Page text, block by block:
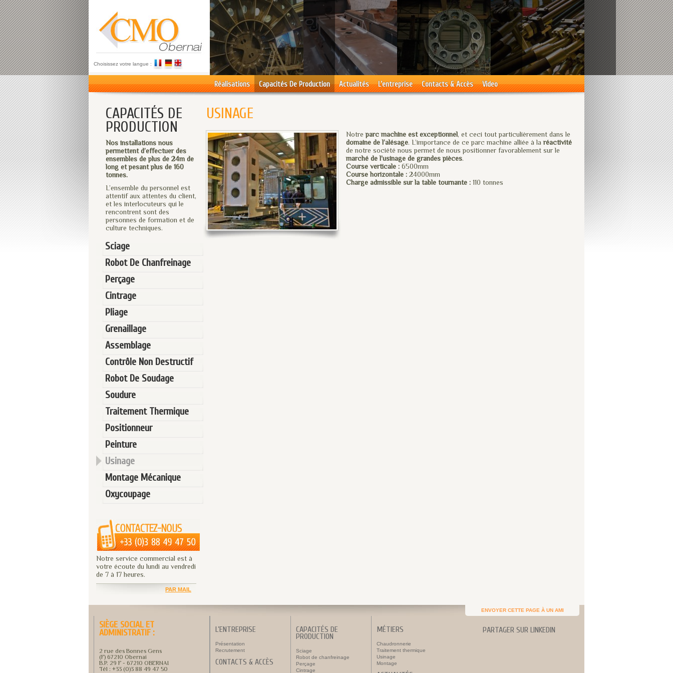
Choisissez votre langue :
Réalisations Capacités De Production Actualités L’entreprise Contacts & Accès Video
CAPACITÉS DE
PRODUCTION
Nos installations nous
permettent d’effectuer des
ensembles de plus de 24m de
long et pesant plus de 160
tonnes.
L’ensemble du personnel est
attentif aux attentes du client,
et les interlocuteurs qui le
rencontrent sont des
personnes de formation et de
culture techniques.
Sciage
Robot De Chanfreinage
Perçage
Cintrage
Pliage
Grenaillage
Assemblage
Contrôle Non Destructif
Robot De Soudage
Soudure
Traitement Thermique
Positionneur
Peinture
Usinage
Montage Mécanique
Oxycoupage
Notre service commercial est à
votre écoute du lundi au vendredi
de 7 à 17 heures.
PAR MAIL
USINAGE
Notreparc machine est exceptionnel, et ceci tout particulièrement dans le
domaine de l’alésage. L’importance de ce parc machine alliée à laréactivité
de notre société nous permet de nous positionner favorablement sur le
marché de l’usinage de grandes pièces.
Course verticale : 6500mm
Course horizontale : 24000mm
Charge admissible sur la table tournante : 110 tonnes
ENVOYER CETTE PAGE À UN AMI
SIÈGE SOCIAL ET
ADMINISTRATIF :
2 rue des Bonnes Gens
(F) 67210 Obernai
B.P. 29 F - 67210 OBERNAI
Tél : +33 (0)3 88 49 47 50
L’ENTREPRISE
Présentation
Recrutement
CONTACTS & ACCÈS
CAPACITÉS DE
PRODUCTION
Sciage
Robot de chanfreinage
Perçage
Cintrage
MÉTIERS
Chaudronnerie
Traitement thermique
Usinage
Montage
PARTAGER SUR LINKEDIN